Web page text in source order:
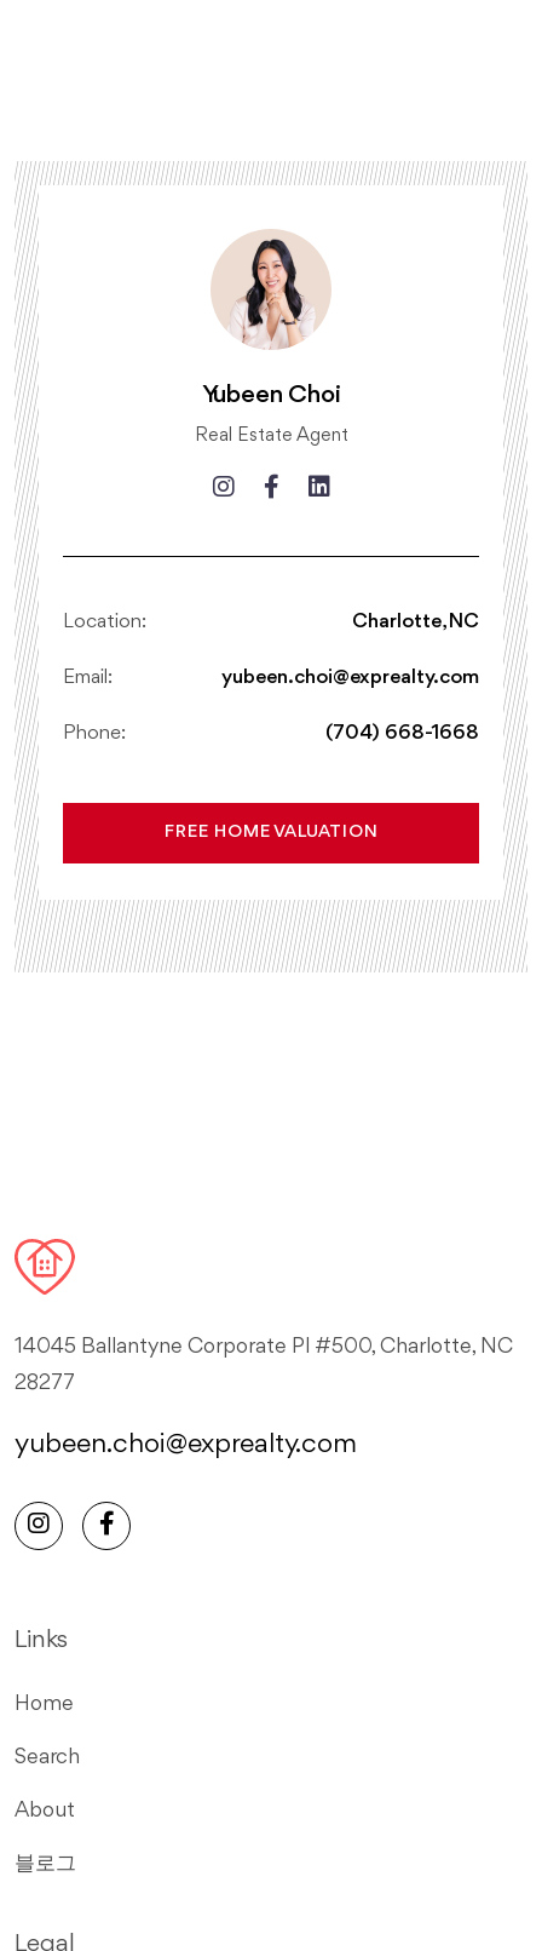
Yubeen Choi
Real Estate Agent
Location: Charlotte, NC
Email: yubeen.choi@exprealty.com
Phone: (704) 668-1668
FREE HOME VALUATION
14045 Ballantyne Corporate Pl #500, Charlotte, NC
28277
yubeen.choi@exprealty.com
Links
Home
Search
About
블로그
Legal